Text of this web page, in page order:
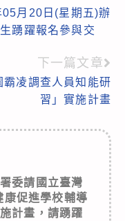
月20日(星期五)辦
踴躍報名參與交
下一篇文章
凌調查人員知能研
習」實施計畫
委請國立臺灣
康促進學校輔導
計畫，請踴躍